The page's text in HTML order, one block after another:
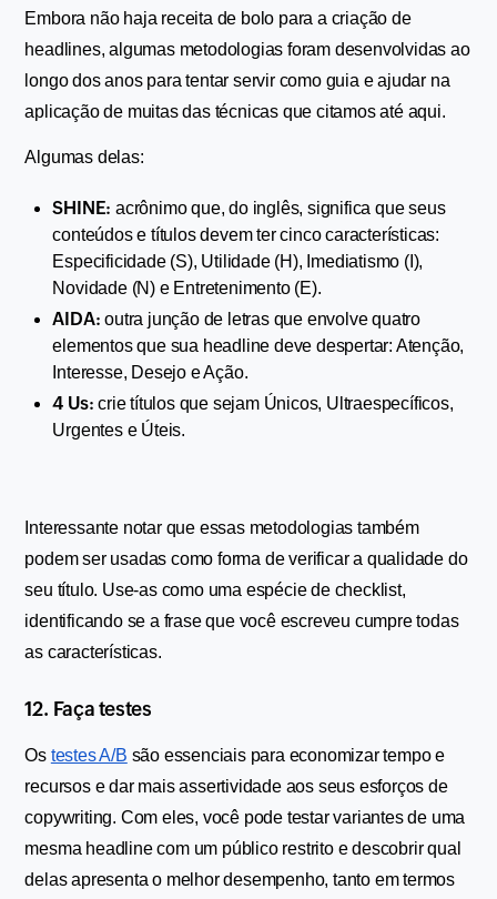
Embora não haja receita de bolo para a criação de
headlines, algumas metodologias foram desenvolvidas ao
longo dos anos para tentar servir como guia e ajudar na
aplicação de muitas das técnicas que citamos até aqui.
Algumas delas:
SHINE: acrônimo que, do inglês, significa que seus
conteúdos e títulos devem ter cinco características:
Especificidade (S), Utilidade (H), Imediatismo (I),
Novidade (N) e Entretenimento (E).
AIDA: outra junção de letras que envolve quatro
elementos que sua headline deve despertar: Atenção,
Interesse, Desejo e Ação.
4 Us: crie títulos que sejam Únicos, Ultraespecíficos,
Urgentes e Úteis.
Interessante notar que essas metodologias também
podem ser usadas como forma de verificar a qualidade do
seu título. Use-as como uma espécie de checklist,
identificando se a frase que você escreveu cumpre todas
as características.
12. Faça testes
Os testes A/B são essenciais para economizar tempo e
recursos e dar mais assertividade aos seus esforços de
copywriting. Com eles, você pode testar variantes de uma
mesma headline com um público restrito e descobrir qual
delas apresenta o melhor desempenho, tanto em termos